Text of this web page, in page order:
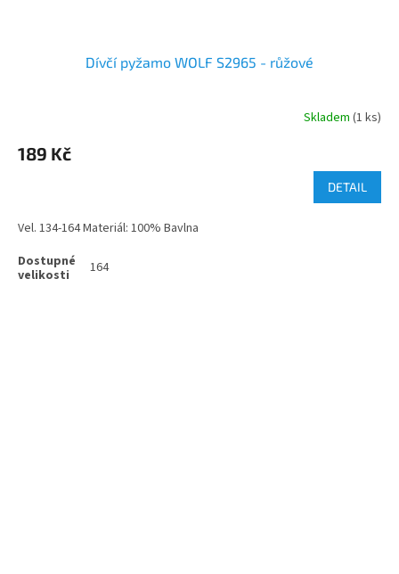
Dívčí pyžamo WOLF S2965 - růžové
Skladem (1 ks)
189 Kč
DETAIL
Vel. 134-164 Materiál: 100% Bavlna
164